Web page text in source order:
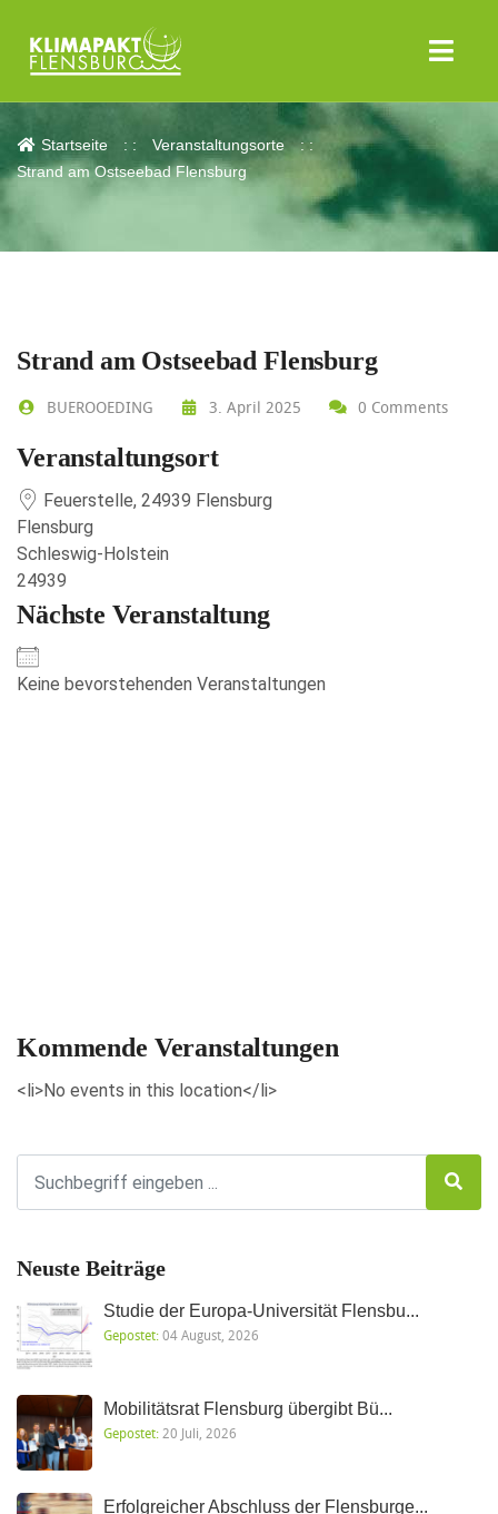
Strand am Ostseebad Flensburg
Startseite
Veranstaltungsorte
Strand am Ostseebad Flensburg
Strand am Ostseebad Flensburg
BUEROOEDING 3. April 2025 0 Comments
Veranstaltungsort
Feuerstelle, 24939 Flensburg
Flensburg
Schleswig-Holstein
24939
Nächste Veranstaltung
Keine bevorstehenden Veranstaltungen
Kommende Veranstaltungen
<li>No events in this location</li>
Neuste Beiträge
Studie der Europa-Universität Flensbu...
Gepostet:04 August, 2026
Mobilitätsrat Flensburg übergibt Bü...
Gepostet: 20 Juli, 2026
Erfolgreicher Abschluss der Flensburge...